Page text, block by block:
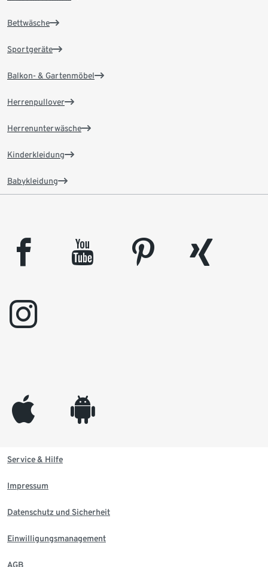
Bettwäsche
Sportgeräte
Balkon- & Gartenmöbel
Herrenpullover
Herrenunterwäsche
Kinderkleidung
Babykleidung
facebook youtube pinterest
xing
instagram
appleinc android
Service & Hilfe
Impressum
Datenschutz und Sicherheit
Einwilligungsmanagement
AGB